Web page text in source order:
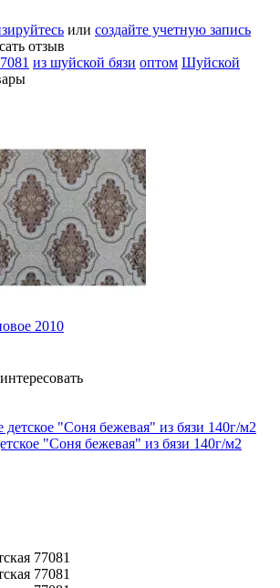
или создайте учетную запись
отзыв
из шуйской бязи оптом Шуйской
2010
"Соня бежевая" из бязи 140г/м2
77081
77081